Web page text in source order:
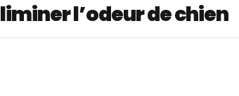
l’odeur de chien